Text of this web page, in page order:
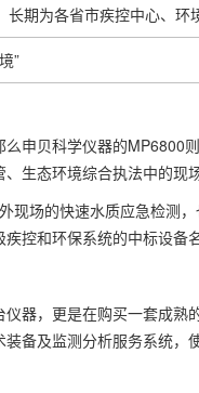
长期为各省市疾控中心、
”
么申贝科学仪器的
生态环境综合执法中的现
现场的快速水质应急检测
控和环保系统的中标设备名
器，更是在购买一套成
备及监测分析服务系统